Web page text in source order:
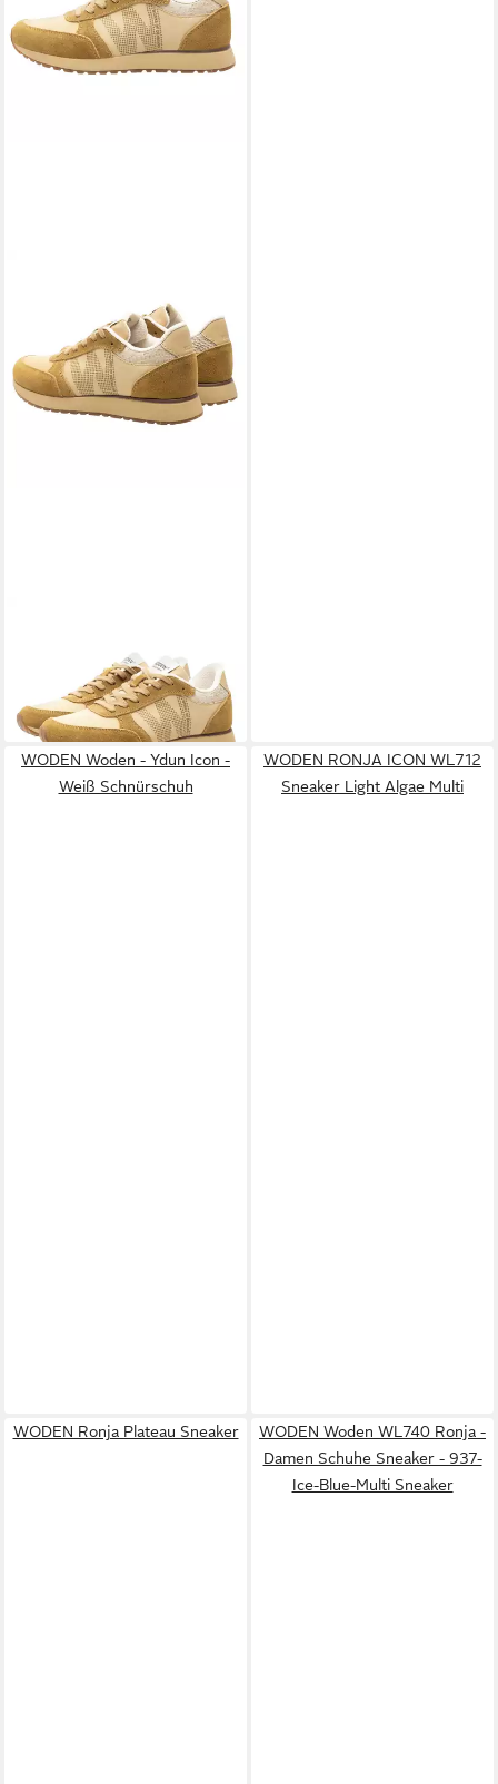
beige/khaki Damen Sneaker
109,96 €
lieferbar - in 3-4 Werktagen bei dir
WODEN Woden - Ydun Icon -
Weiß Schnürschuh
WODEN RONJA ICON WL712
Sneaker Light Algae Multi
WODEN Ronja Plateau Sneaker
WODEN Woden WL740 Ronja -
Damen Schuhe Sneaker - 937-
Ice-Blue-Multi Sneaker